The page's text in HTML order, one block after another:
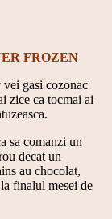
FROZEN
vei gasi cozonac
zice ca tocmai ai
sa comanzi un
decat un
au chocolat,
finalul mesei de